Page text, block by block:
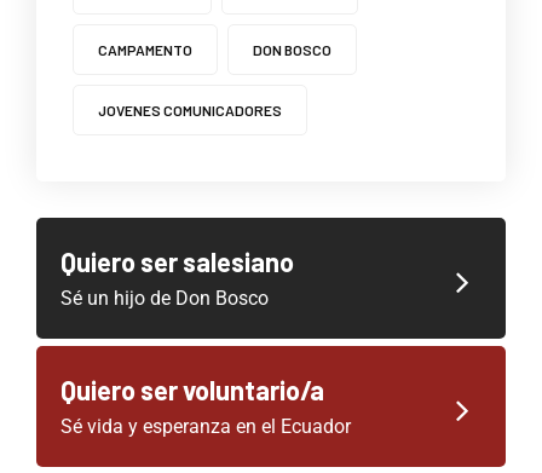
CAMPAMENTO DON BOSCO
JOVENES COMUNICADORES
Quiero ser salesiano
Sé un hijo de Don Bosco
Quiero ser voluntario/a
Sé vida y esperanza en el Ecuador